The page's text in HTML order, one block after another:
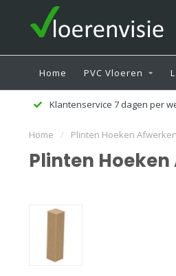
Home PVC Vloeren
per week Klanten
Home / Plinten Hoeken
Plinten